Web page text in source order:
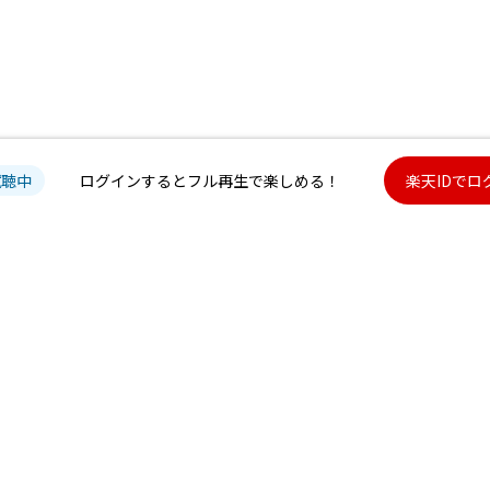
中 ログインするとフル再生で楽しめる！ 楽天IDでロ